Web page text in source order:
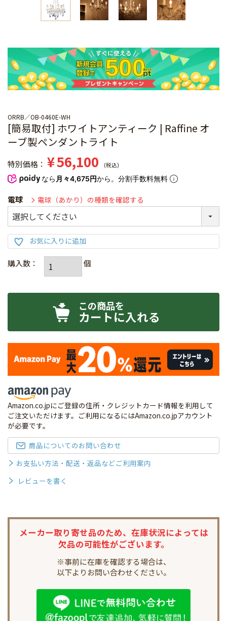
ORRB OB-0460E-WH
[簡易取付] ホワイトアンティーク | Raffine オ
ーブ製ペンダントライト
特別価格 ¥56,100 税込
なら 月々4,675円から。分割手数料無料
電球 電球（あかり）の種類を確認する
カートに入れる
Amazon.co.jpにご登録の住所・クレジットカード情報を利用して
ご注文いただけます。ご利用になるにはAmazon.co.jpアカウント
が必要です。
商品についてのお問い合わせ
お支払い方法・配送・返品などご利用案内
レビューを書く
メーカー取り寄せ品のため、 在庫状況によっては
欠品の可能性がございます。
※事前に在庫を確認する場合は、
以下よりお問い合わせください。